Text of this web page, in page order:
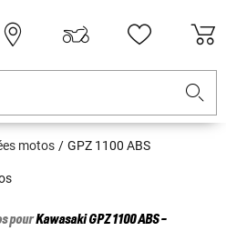
motos GPZ 1100 ABS
pourKawasakiGPZ 1100 ABS -